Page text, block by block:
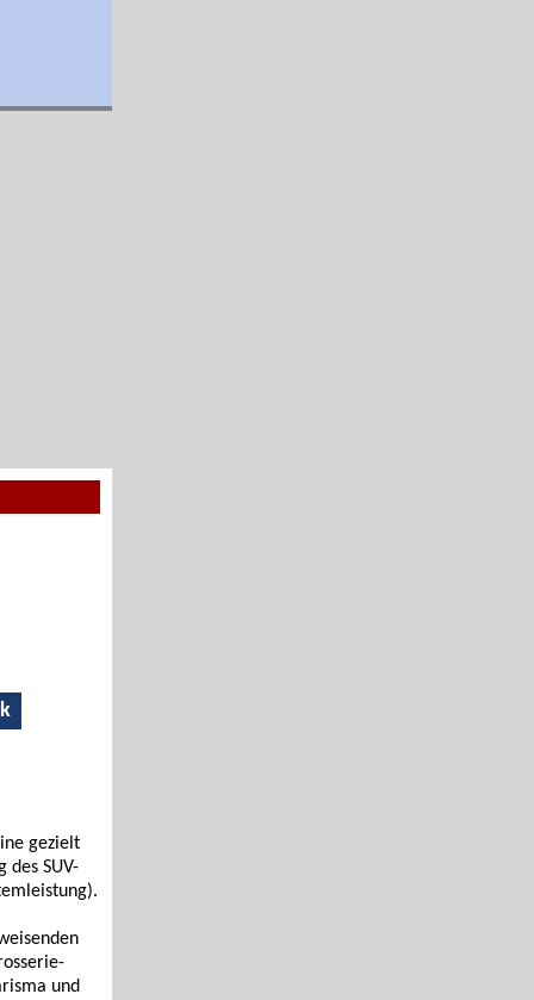
gezielt
des SUV-
und